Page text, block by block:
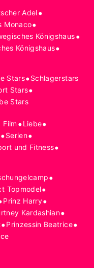
Adel•
Monaco•
Königshaus•
Königshaus•
Stars•Schlagerstars
Stars•
Stars
Film •Liebe•
•Serien•
und Fitness•
•
Topmodel•
Prinz Harry•
Kardashian•
•Prinzessin Beatrice•